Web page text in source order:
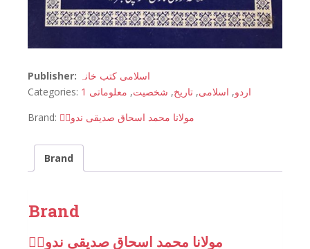
Publisher: اسلامی کتب خانہ
Categories:
اردو, اسلامی, تاریخ, شخصیت, معلوماتی 1
Brand: مولانا محمد اسحاق صدیقی ندویؒ
Brand
Brand
مولانا محمد اسحاق صدیقی ندویؒ